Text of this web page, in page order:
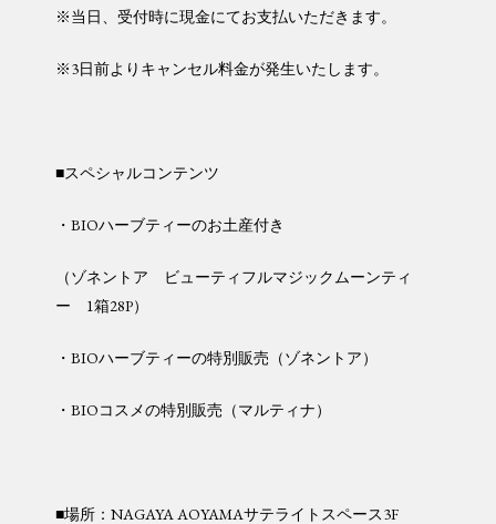
※当日、受付時に現金にてお支払いただきます。
※3日前よりキャンセル料金が発生いたします。
■スペシャルコンテンツ
・BIOハーブティーのお土産付き
（ゾネントア ビューティフルマジックムーンティ
ー 1箱28P）
・BIOハーブティーの特別販売（ゾネントア）
・BIOコスメの特別販売（マルティナ）
■場所：NAGAYA AOYAMAサテライトスペース3F